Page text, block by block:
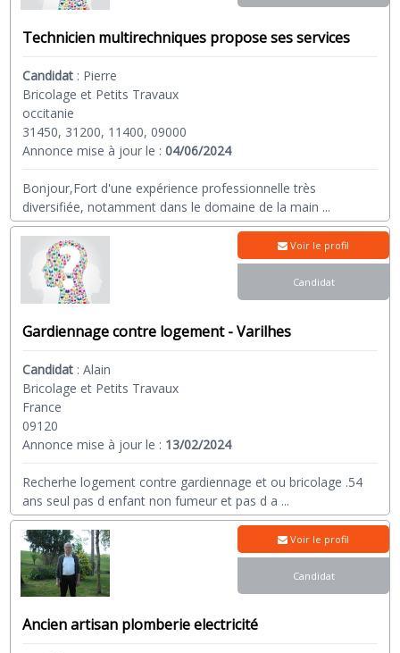
Technicien multirechniques propose ses services
Candidat : Pierre
Bricolage et Petits Travaux
occitanie
31450, 31200, 11400, 09000
Annonce mise à jour le :04/06/2024
Bonjour,Fort d'une expérience professionnelle très
diversifiée, notamment dans le domaine de la main ...
Gardiennage contre logement - Varilhes
Candidat :Alain
Bricolage et Petits Travaux
France
09120
Annonce mise à jour le : 13/02/2024
Recherhe logement contre gardiennage et ou bricolage .54
ans seul pas d enfant non fumeur et pas d a ...
Voir le profil
Candidat
Ancien artisan plomberie electricité
Voir le profil
Candidat